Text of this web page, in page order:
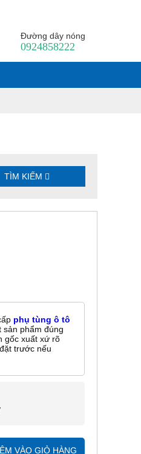
Đường dây nóng
0924858222
TÌM KIẾM
phụ tùng ô tô
sản phẩm đúng
gốc xuất xứ rõ
trước nếu
VÀO GIỎ HÀNG